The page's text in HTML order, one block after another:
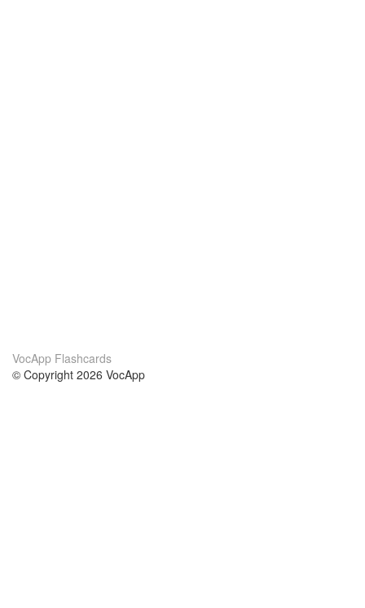
VocApp Flashcards
© Copyright 2026 VocApp